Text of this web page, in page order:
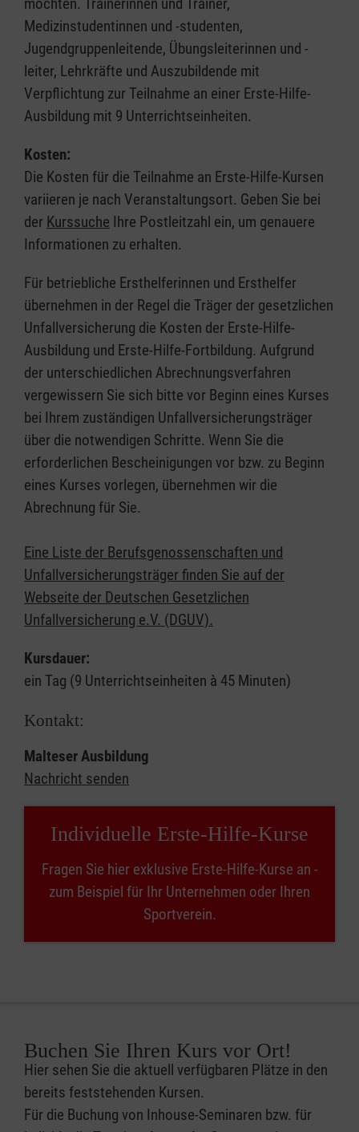
möchten. Trainerinnen und Trainer,
Medizinstudentinnen und -studenten,
Jugendgruppenleitende, Übungsleiterinnen und -
leiter, Lehrkräfte und Auszubildende mit
Verpflichtung zur Teilnahme an einer Erste-Hilfe-
Ausbildung mit 9 Unterrichtseinheiten.
Kosten:
Die Kosten für die Teilnahme an Erste-Hilfe-Kursen
variieren je nach Veranstaltungsort. Geben Sie bei
der Kurssuche Ihre Postleitzahl ein, um genauere
Informationen zu erhalten.
Für betriebliche Ersthelferinnen und Ersthelfer
übernehmen in der Regel die Träger der gesetzlichen
Unfallversicherung die Kosten der Erste-Hilfe-
Ausbildung und Erste-Hilfe-Fortbildung. Aufgrund
der unterschiedlichen Abrechnungsverfahren
vergewissern Sie sich bitte vor Beginn eines Kurses
bei Ihrem zuständigen Unfallversicherungsträger
über die notwendigen Schritte. Wenn Sie die
erforderlichen Bescheinigungen vor bzw. zu Beginn
eines Kurses vorlegen, übernehmen wir die
Abrechnung für Sie.
Eine Liste der Berufsgenossenschaften und
Unfallversicherungsträger finden Sie auf der
Webseite der Deutschen Gesetzlichen
Unfallversicherung e.V. (DGUV).
Kursdauer:
ein Tag (9 Unterrichtseinheiten à 45 Minuten)
Kontakt:
Malteser Ausbildung
Nachricht senden
Individuelle Erste-Hilfe-Kurse
Fragen Sie hier exklusive Erste-Hilfe-Kurse an -
zum Beispiel für Ihr Unternehmen oder Ihren
Sportverein.
Buchen Sie Ihren Kurs vor Ort!
Hier sehen Sie die aktuell verfügbaren Plätze in den
bereits feststehenden Kursen.
Für die Buchung von Inhouse-Seminaren bzw. für